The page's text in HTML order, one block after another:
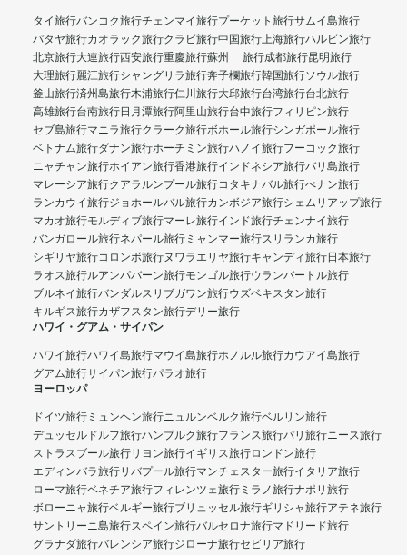
タイ旅行バンコク旅行チェンマイ旅行プーケット旅行サムイ島旅行
パタヤ旅行カオラック旅行クラビ旅行中国旅行上海旅行ハルビン旅行
北京旅行大連旅行西安旅行重慶旅行蘇州 旅行成都旅行昆明旅行
大理旅行麗江旅行シャングリラ旅行奔子欄旅行韓国旅行ソウル旅行
釜山旅行済州島旅行木浦旅行仁川旅行大邱旅行台湾旅行台北旅行
高雄旅行台南旅行日月潭旅行阿里山旅行台中旅行フィリピン旅行
セブ島旅行マニラ旅行クラーク旅行ボホール旅行シンガポール旅行
ベトナム旅行ダナン旅行ホーチミン旅行ハノイ旅行フーコック旅行
ニャチャン旅行ホイアン旅行香港旅行インドネシア旅行バリ島旅行
マレーシア旅行クアラルンプール旅行コタキナバル旅行ぺナン旅行
ランカウイ旅行ジョホールバル旅行カンボジア旅行シェムリアップ旅行
マカオ旅行モルディブ旅行マーレ旅行インド旅行チェンナイ旅行
バンガロール旅行ネパール旅行 ミャンマー旅行スリランカ旅行
シギリヤ旅行コロンボ旅行ヌワラエリヤ旅行キャンディ旅行日本旅行
ラオス旅行ルアンパバーン旅行モンゴル旅行ウランバートル旅行
ブルネイ旅行バンダルスリブガワン旅行ウズベキスタン旅行
キルギス旅行カザフスタン旅行デリー旅行
ハワイ・グアム・サイパン
ハワイ旅行ハワイ島旅行マウイ島旅行ホノルル旅行カウアイ島旅行
グアム旅行サイパン旅行パラオ旅行
ヨーロッパ
ドイツ旅行 ミュンヘン旅行ニュルンベルク旅行ベルリン旅行
デュッセルドルフ旅行ハンブルク旅行フランス旅行パリ旅行ニース旅行
ストラスブール旅行リヨン旅行イギリス旅行ロンドン旅行
エディンバラ旅行リバプール旅行マンチェスター旅行イタリア旅行
ローマ旅行ベネチア旅行フィレンツェ旅行 ミラノ旅行ナポリ旅行
ボローニャ旅行ベルギー旅行ブリュッセル旅行ギリシャ旅行アテネ旅行
サントリーニ島旅行スペイン旅行バルセロナ旅行マドリード旅行
グラナダ旅行バレンシア旅行ジローナ旅行セビリア旅行